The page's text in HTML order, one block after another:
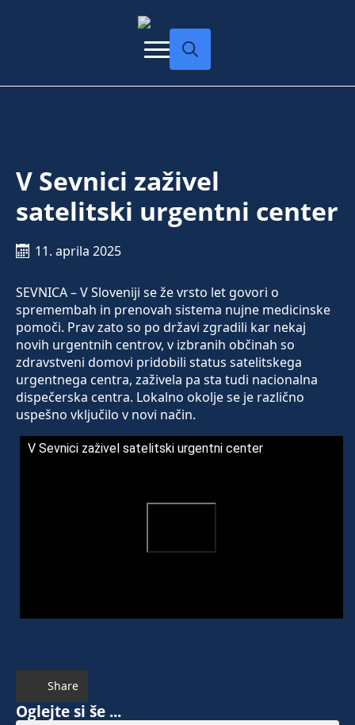
V Sevnici zaživel
satelitski urgentni center
11. aprila 2025
SEVNICA – V Sloveniji se že vrsto let govori o
spremembah in prenovah sistema nujne medicinske
pomoči. Prav zato so po državi zgradili kar nekaj
novih urgentnih centrov, v izbranih občinah so
zdravstveni domovi pridobili status satelitskega
urgentnega centra, zaživela pa sta tudi nacionalna
dispečerska centra. Lokalno okolje se je različno
uspešno vključilo v novi način.
V Sevnici zaživel satelitski urgentni center
Share
Oglejte si še ...